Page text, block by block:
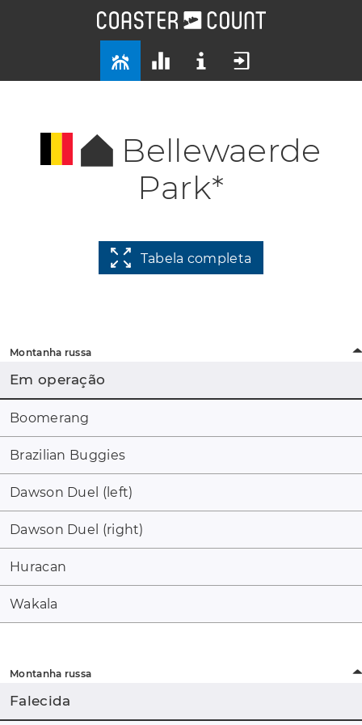
Bellewaerde
Park*
Tabela completa
Montanha russa
Em operação
Boomerang
Brazilian Buggies
Dawson Duel (left)
Dawson Duel (right)
Huracan
Wakala
Montanha russa
Falecida